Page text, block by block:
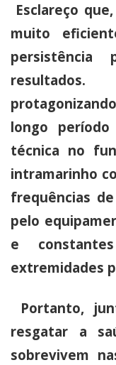
Esclareço
muito
persistência
longo
técnica no
intramarinho
frequências
pelo
e
extremidades
Portanto,
resgatar a
sobrevivem